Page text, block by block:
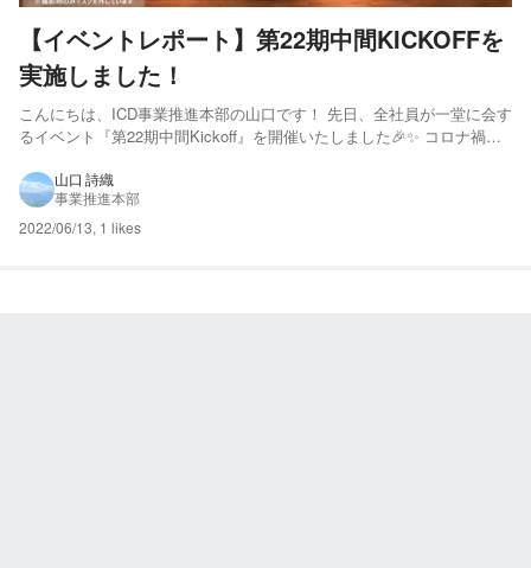
【イベントレポート】第22期中間KICKOFFを
実施しました！
こんにちは、ICD事業推進本部の山口です！ 先日、全社員が一堂に会す
るイベント『第22期中間Kickoff』を開催いたしました🎉✨ コロナ禍で
ました👏 (ベトナムなどの各拠点メンバーや、会場にお越しになれなか
った方々へ向けてTeamsライブでの配信も...
山口 詩織
事業推進本部
2022/06/13, 1 likes